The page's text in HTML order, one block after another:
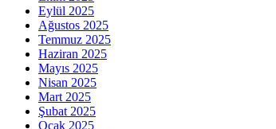
Eylül 2025
Ağustos 2025
Temmuz 2025
Haziran 2025
Mayıs 2025
Nisan 2025
Mart 2025
Şubat 2025
Ocak 2025